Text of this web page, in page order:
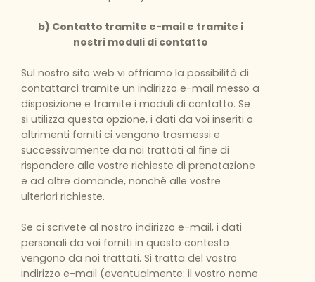
b) Contatto tramite e-mail e tramite i
nostri moduli di contatto
Sul nostro sito web vi offriamo la possibilità di
contattarci tramite un indirizzo e-mail messo a
disposizione e tramite i moduli di contatto. Se
si utilizza questa opzione, i dati da voi inseriti o
altrimenti forniti ci vengono trasmessi e
successivamente da noi trattati al fine di
rispondere alle vostre richieste di prenotazione
e ad altre domande, nonché alle vostre
ulteriori richieste.
Se ci scrivete al nostro indirizzo e-mail, i dati
personali da voi forniti in questo contesto
vengono da noi trattati. Si tratta del vostro
indirizzo e-mail (eventualmente: il vostro nome